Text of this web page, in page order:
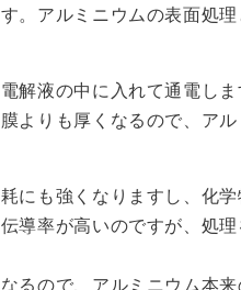
。アルミニウムの表面処
解液の中に入れて通電し
よりも厚くなるので、ア
にも強くなりますし、化
導率が高いのですが、処
るので、アルミニウム本